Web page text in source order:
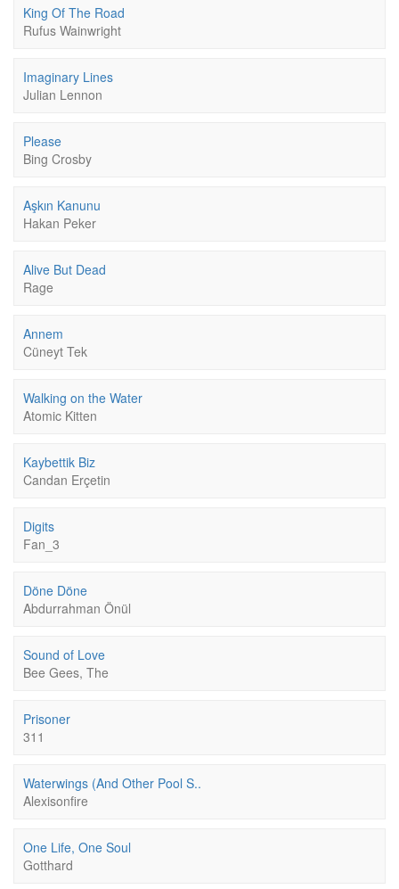
King Of The Road
Rufus Wainwright
Imaginary Lines
Julian Lennon
Please
Bing Crosby
Aşkın Kanunu
Hakan Peker
Alive But Dead
Rage
Annem
Cüneyt Tek
Walking on the Water
Atomic Kitten
Kaybettik Biz
Candan Erçetin
Digits
Fan_3
Döne Döne
Abdurrahman Önül
Sound of Love
Bee Gees, The
Prisoner
311
Waterwings (And Other Pool S..
Alexisonfire
One Life, One Soul
Gotthard